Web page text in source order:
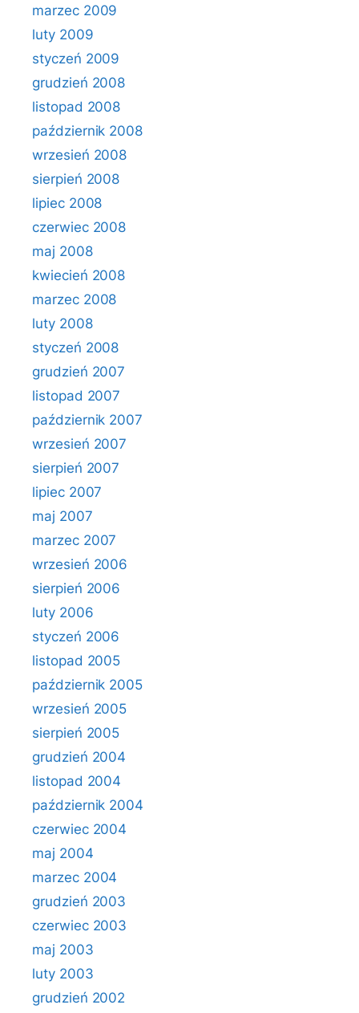
marzec 2009
luty 2009
styczeń 2009
grudzień 2008
listopad 2008
październik 2008
wrzesień 2008
sierpień 2008
lipiec 2008
czerwiec 2008
maj 2008
kwiecień 2008
marzec 2008
luty 2008
styczeń 2008
grudzień 2007
listopad 2007
październik 2007
wrzesień 2007
sierpień 2007
lipiec 2007
maj 2007
marzec 2007
wrzesień 2006
sierpień 2006
luty 2006
styczeń 2006
listopad 2005
październik 2005
wrzesień 2005
sierpień 2005
grudzień 2004
listopad 2004
październik 2004
czerwiec 2004
maj 2004
marzec 2004
grudzień 2003
czerwiec 2003
maj 2003
luty 2003
grudzień 2002